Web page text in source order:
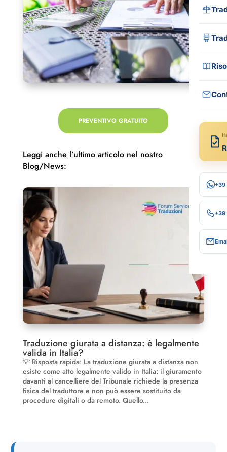
+39
PREVENTIVO GRATUITO
Leggi anche l’ultimo articolo nel nostro
Blog/News:
Traduzione giurata a distanza: è legalmente
valida in Italia?
💡 Risposta rapida: La traduzione giurata a distanza non
esiste come atto legalmente valido in Italia: il giuramento
davanti al cancelliere del Tribunale richiede la presenza
fisica del traduttore e non può essere sostituito da
procedure digitali o da remoto. Quello...